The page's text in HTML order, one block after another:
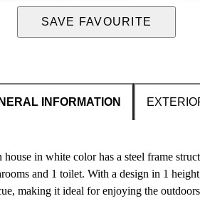
SAVE FAVOURITE
INFORMATION
in white color has a steel frame
and 1 toilet. With a design in 1
making it ideal for enjoying the